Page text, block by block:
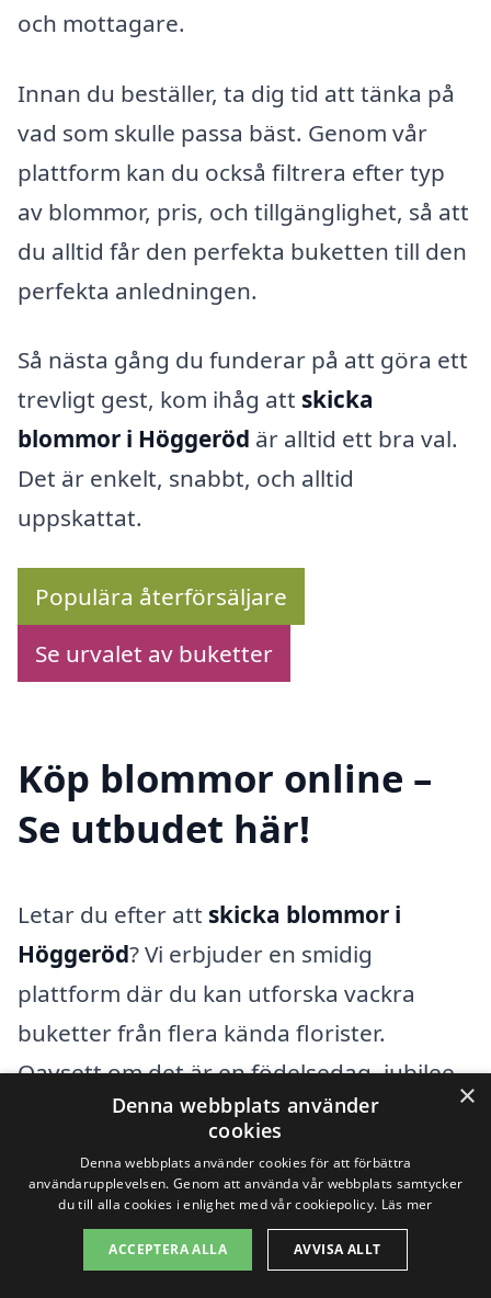
och mottagare.
Innan du beställer, ta dig tid att tänka på
vad som skulle passa bäst. Genom vår
plattform kan du också filtrera efter typ
av blommor, pris, och tillgänglighet, så att
du alltid får den perfekta buketten till den
perfekta anledningen.
Så nästa gång du funderar på att göra ett
trevligt gest, kom ihåg att skicka
blommor i Höggeröd är alltid ett bra val.
Det är enkelt, snabbt, och alltid
uppskattat.
Populära återförsäljare
Se urvalet av buketter
Köp blommor online –
Se utbudet här!
Letar du efter att skicka blommor i
Höggeröd? Vi erbjuder en smidig
plattform där du kan utforska vackra
buketter från flera kända florister.
Oavsett om det är en födelsedag, jubilee
eller bara för att sprida glädje, har vi
något för varje tillfälle.
Genom vår översikt kan du enkelt jämföra
olika blommor och deliveryalternativ, så
×
Denna webbplats använder
cookies
Denna webbplats använder cookies för att förbättra
användarupplevelsen. Genom att använda vår webbplats samtycker
du till alla cookies i enlighet med vår cookiepolicy. Läs mer
ACCEPTERA ALLA AVVISA ALLT